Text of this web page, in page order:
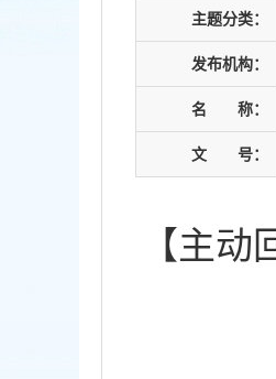
主题分类：
发布机构：
名 称：
文 号：
【主